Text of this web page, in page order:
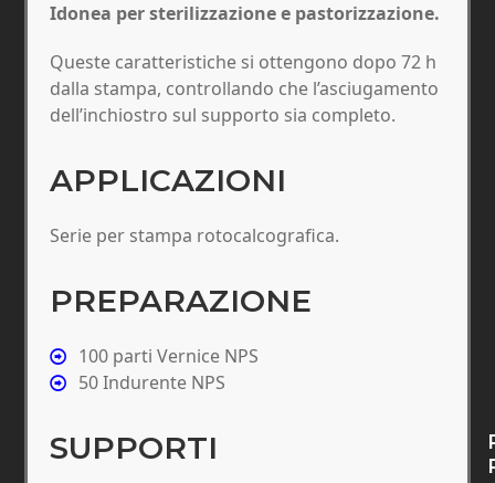
Idonea per sterilizzazione e pastorizzazione.
Queste caratteristiche si ottengono dopo 72 h
dalla stampa, controllando che l’asciugamento
dell’inchiostro sul supporto sia completo.
APPLICAZIONI
Serie per stampa rotocalcografica.
PREPARAZIONE
100 parti Vernice NPS
50 Indurente NPS
SUPPORTI